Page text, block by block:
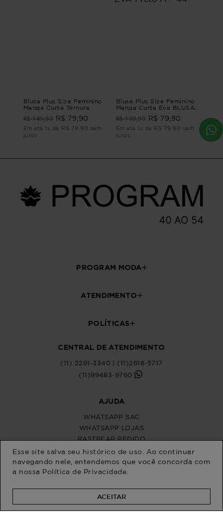
Blusa Plus Size Feminino
Manga Curta Ternura
R$ 149,90 R$ 79,90
Em até 1x de R$ 79,90 sem
juros
Blusa Plus Size Feminino
Manga Curta Eva BLUSA
Preto M - 44
R$ 139,90 R$ 79,90
Em até 1x de R$ 79,90 sem
juros
Esse site salva seu histórico de uso. Ao continuar
navegando nele, entendemos que você concorda com
a nossa Política de Privacidade
ACEITAR